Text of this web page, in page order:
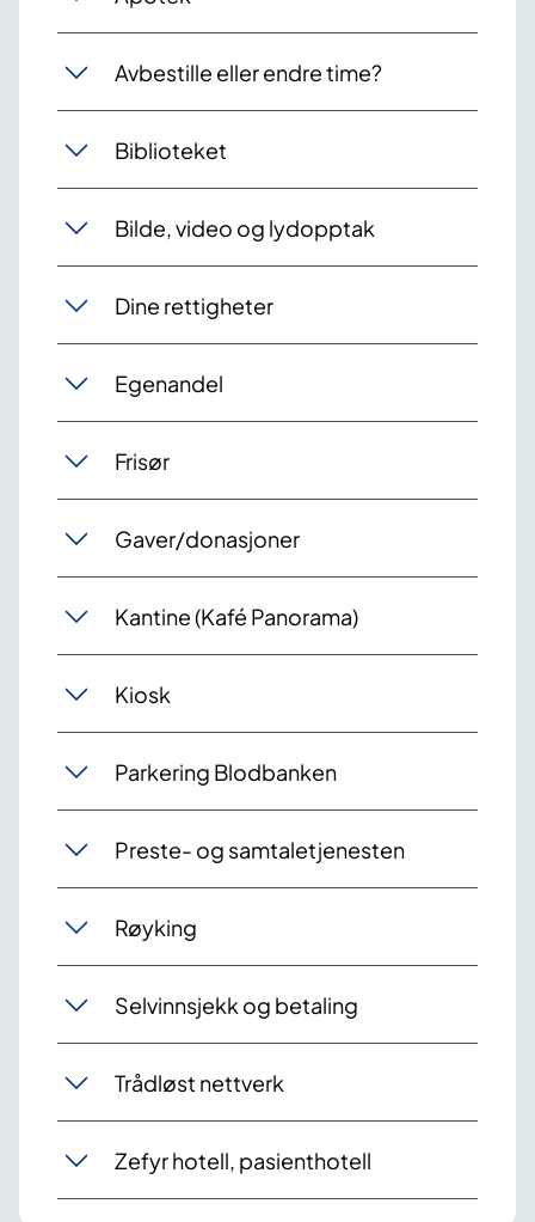
Avbestille eller endre time?
Biblioteket
Bilde, video og lydopptak
Dine rettigheter
Egenandel
Frisør
Gaver/donasjoner
Kantine (Kafé Panorama)
Kiosk
Parkering Blodbanken
Preste- og samtaletjenesten
Røyking
Selvinnsjekk og betaling
Trådløst nettverk
Zefyr hotell, pasienthotell